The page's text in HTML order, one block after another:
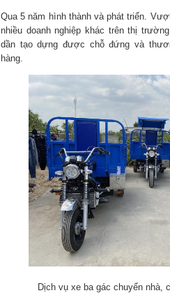
Qua 5 năm hình thành và phát triển.
nhiều doanh nghiệp khác trên thị
dần tạo dựng được chỗ đứng và
hàng.
Dịch vụ xe ba gác chuyển nhà,